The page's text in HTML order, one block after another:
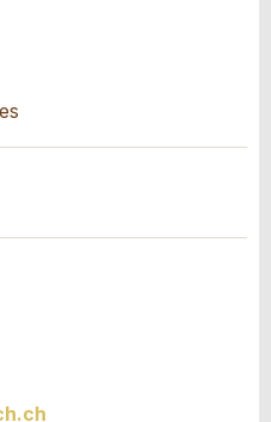
valable